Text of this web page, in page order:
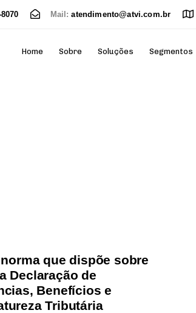
Mail:atendimento@atvi.com.br
Home Sobre Soluções Segmentos
que dispõe sobre
Declaração de
Benefícios e
Tributária